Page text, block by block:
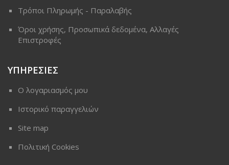
Τρόποι Πληρωμής - Παραλαβής
Όροι χρήσης, Προσωπικά δεδομένα, Αλλαγές
Επιστροφές
ΥΠΗΡΕΣΙΕΣ
Ο λογαριασμός μου
Ιστορικό παραγγελιών
Site map
Πολιτική Cookies